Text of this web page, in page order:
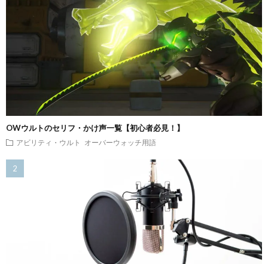
OWウルトのセリフ・かけ声一覧【初心者必見！】
アビリティ・ウルト オーバーウォッチ用語